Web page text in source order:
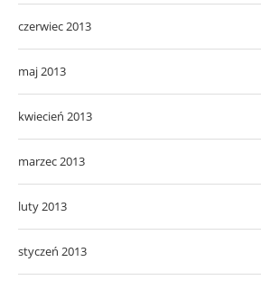
czerwiec 2013
maj 2013
kwiecień 2013
marzec 2013
luty 2013
styczeń 2013